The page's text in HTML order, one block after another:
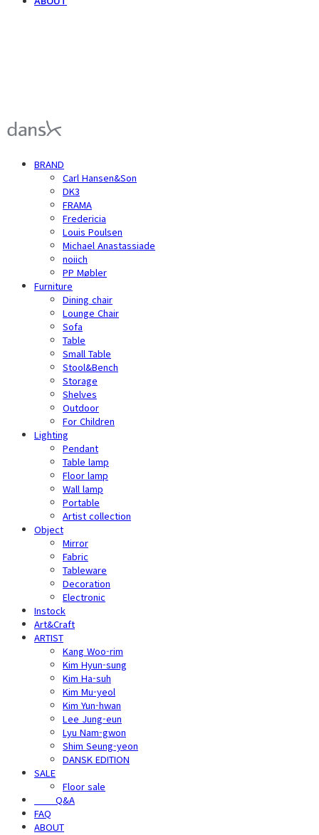
BRAND
Carl Hansen&Son
DK3
FRAMA
Fredericia
Louis Poulsen
Michael Anastassiade
noiich
PP Møbler
Furniture
Dining chair
Lounge Chair
Sofa
Table
Small Table
Stool&Bench
Storage
Shelves
Outdoor
For Children
Lighting
Pendant
Table lamp
Floor lamp
Wall lamp
Portable
Artist collection
Object
Mirror
Fabric
Tableware
Decoration
Electronic
Instock
Art&Craft
ARTIST
Kang Woo-rim
Kim Hyun-sung
Kim Ha-suh
Kim Mu-yeol
Kim Yun-hwan
Lee Jung-eun
Lyu Nam-gwon
Shim Seung-yeon
DANSK EDITION
SALE
Floor sale
⠀⠀⠀Q&A
FAQ
ABOUT